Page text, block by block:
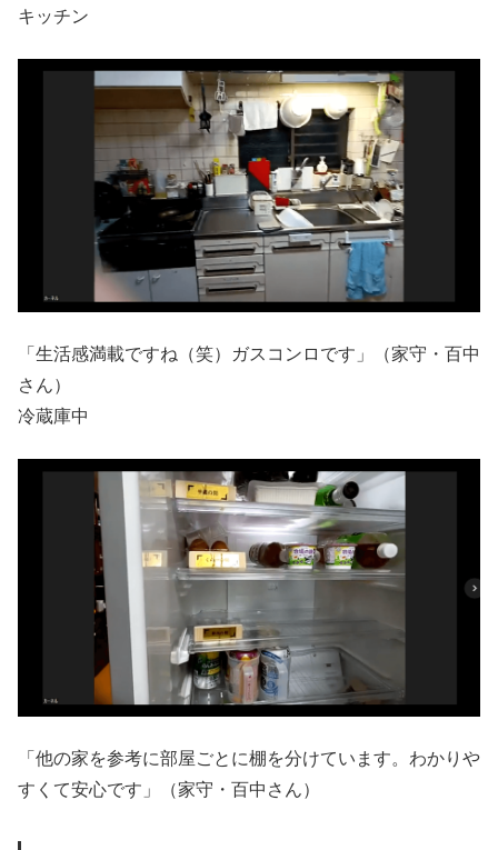
キッチン
「生活感満載ですね（笑）ガスコンロです」（家守・百中
さん）
冷蔵庫中
「他の家を参考に部屋ごとに棚を分けています。わかりや
すくて安心です」（家守・百中さん）